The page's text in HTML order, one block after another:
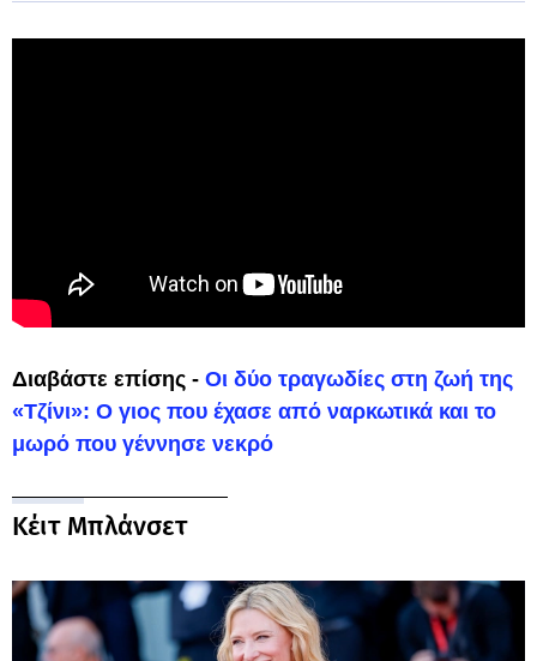
Διαβάστε επίσης - Οι δύο τραγωδίες στη ζωή της
«Τζίνι»: Ο γιος που έχασε από ναρκωτικά και το
μωρό που γέννησε νεκρό
Κέιτ Μπλάνσετ